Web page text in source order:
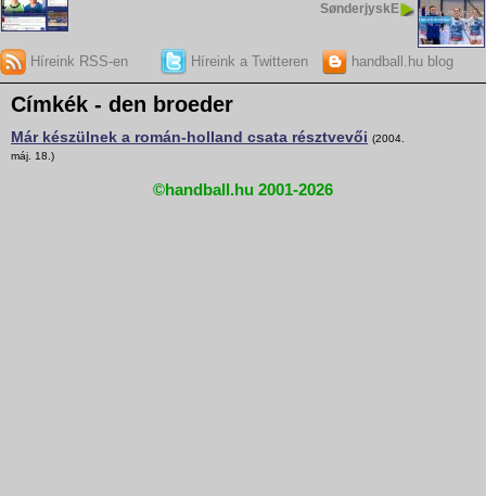
SønderjyskE
Híreink RSS-en Híreink a Twitteren handball.hu blog
Címkék - den broeder
Már készülnek a román-holland csata résztvevői (2004.
máj. 18.)
©handball.hu 2001-2026